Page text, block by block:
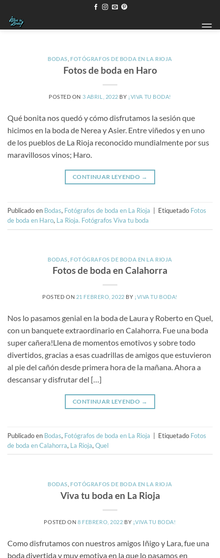
contenido
BODAS ,FOTÓGRAFOS DE BODA EN LA RIOJA
Fotos de boda en Haro
POSTED ON 3 ABRIL, 2022 BY ¡VIVA TU BODA!
Qué bonita nos quedó y cómo disfrutamos la sesión que
hicimos en la boda de Nerea y Asier. Entre viñedos y en uno
de los pueblos de La Rioja reconocido mundialmente por sus
maravillosos vinos; Haro.
CONTINUAR LEYENDO →
Publicado en Bodas, Fotógrafos de boda en La Rioja Etiquetado Fotos
de boda en Haro, La Rioja. Fotógrafos Viva tu boda
BODAS ,FOTÓGRAFOS DE BODA EN LA RIOJA
Fotos de boda en Calahorra
POSTED ON 21 FEBRERO, 2022 BY ¡VIVA TU BODA!
Nos lo pasamos genial en la boda de Laura y Roberto en Quel,
con un banquete extraordinario en Calahorra. Fue una boda
super cañera!Llena de momentos emotivos y sobre todo
divertidos, gracias a esas cuadrillas de amigos que estuvieron
al pie del cañón desde primera hora de la mañana. Ahora a
descansar y disfrutar del […]
CONTINUAR LEYENDO →
Publicado en Bodas, Fotógrafos de boda en La Rioja Etiquetado Fotos
de boda en Calahorra, La Rioja, Quel
BODAS ,FOTÓGRAFOS DE BODA EN LA RIOJA
Viva tu boda en La Rioja
POSTED ON8 FEBRERO, 2022 BY ¡VIVA TU BODA!
Como disfrutamos con nuestros amigos Iñigo y Lara, fue una
boda divertida y muy emotiva en la que lo pasamos en